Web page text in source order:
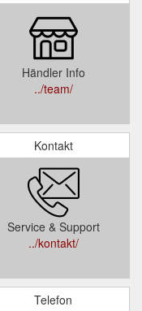
Händler Info
../team/
Kontakt
Service & Support
../kontakt/
Telefon